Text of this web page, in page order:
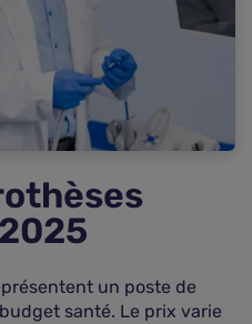
le mieux les
mutuelle pour les
pour obtenir un
un poste de
santé. Le prix varie